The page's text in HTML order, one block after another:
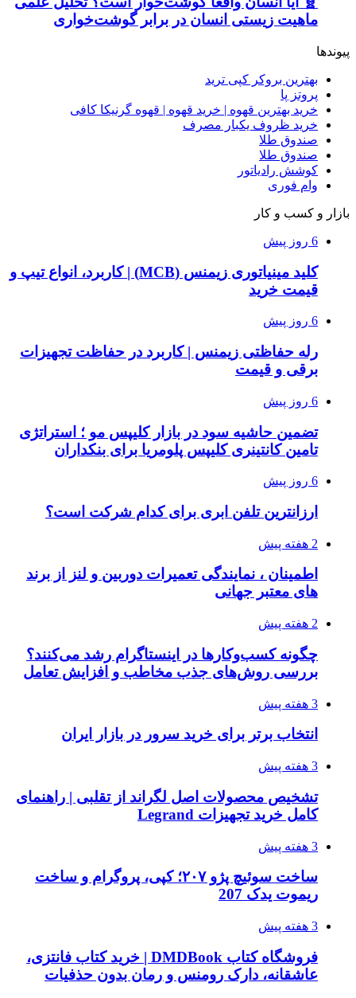
ماهیت زیستی انسان در برابر گوشت‌خواری
پیوندها
بهترین بروکر کپی ترید
پروتز پا
خرید بهترین قهوه | خرید قهوه | قهوه گرنیکا کافی
خرید ظروف یکبار مصرف
صندوق طلا
صندوق طلا
کوشش رادیاتور
وام فوری
بازار و کسب و کار
6 روز پیش
کلید مینیاتوری زیمنس (MCB) | کاربرد، انواع تیپ و
قیمت خرید
6 روز پیش
رله حفاظتی زیمنس | کاربرد در حفاظت تجهیزات
برقی و قیمت
6 روز پیش
تضمین حاشیه سود در بازار کلیپس مو ؛ استراتژی
تامین کانتینری کلیپس پلومریا برای بنکداران
6 روز پیش
ارزانترین تلفن ابری برای کدام شرکت است؟
2 هفته پیش
اطمینان ، نمایندگی تعمیرات دوربین و لنز از برند
های معتبر جهانی
2 هفته پیش
چگونه کسب‌وکارها در اینستاگرام رشد می‌کنند؟
بررسی روش‌های جذب مخاطب و افزایش تعامل
3 هفته پیش
انتخاب برتر برای خرید سرور در بازار ایران
3 هفته پیش
تشخیص محصولات اصل لگراند از تقلبی | راهنمای
کامل خرید تجهیزات Legrand
3 هفته پیش
ساخت سوئیچ پژو ۲۰۷؛ کپی، پروگرام و ساخت
ریموت یدک 207
3 هفته پیش
فروشگاه کتاب DMDBook | خرید کتاب فانتزی،
عاشقانه، دارک رومنس و رمان بدون حذفیات